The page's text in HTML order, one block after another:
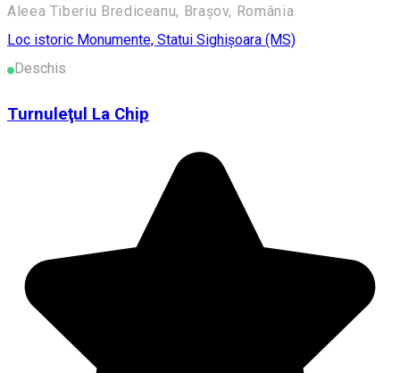
Aleea Tiberiu Brediceanu, Brașov, România
Loc istoric Monumente, Statui Sighişoara (MS)
Deschis
Turnuleţul La Chip